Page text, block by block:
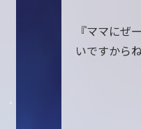
『ママにぜ
いですから